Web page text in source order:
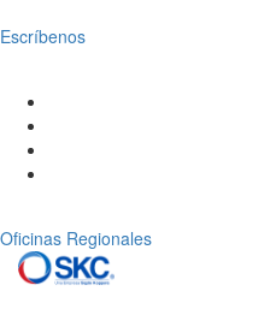
Escríbenos
Oficinas Regionales